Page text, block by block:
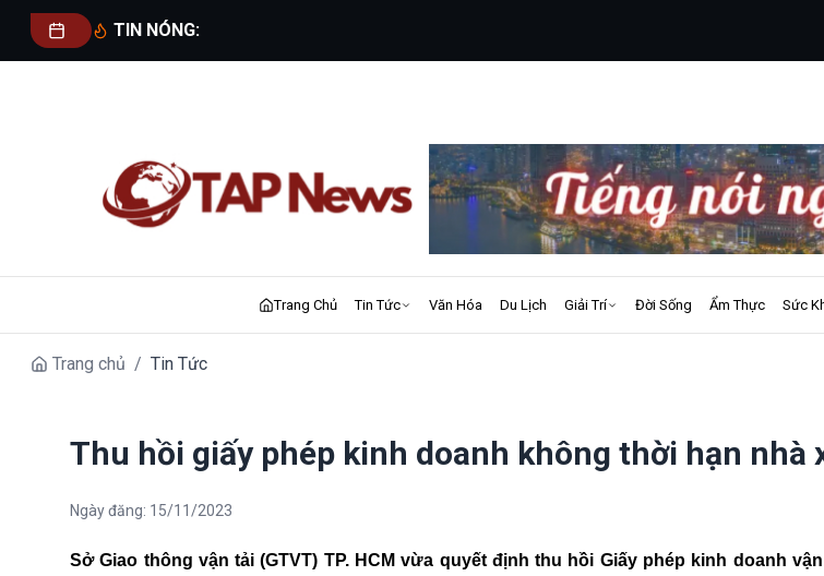
TIN NÓNG:
Trang Chủ Tin Tức Văn Hóa Du Lịch Giải Trí Đời Sống Ẩm Thực Sức
Trang chủ / Tin Tức
Thu hồi giấy phép kinh doanh không thời hạn nhà
Ngày đăng: 15/11/2023
Sở Giao thông vận tải (GTVT) TP. HCM vừa quyết định thu hồi Giấy phép kinh doanh